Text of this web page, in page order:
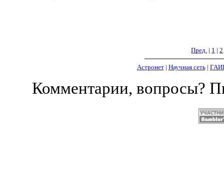
Пред. | 1 | 2
Астронет| Научная сеть|
Комментарии, вопросы?